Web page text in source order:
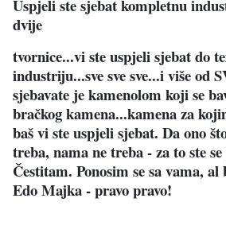
Uspjeli ste sjebat kompletnu
dvije
tvornice...vi ste uspjeli sjebat do
industriju...sve sve sve...i više od
sjebavate je kamenolom koji se
bračkog kamena...kamena za
baš vi ste uspjeli sjebat. Da ono
treba, nama ne treba - za to ste
Čestitam. Ponosim se sa vama,
Edo Majka - pravo pravo!